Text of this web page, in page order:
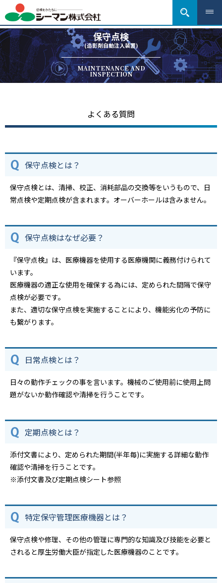
保守点検
(造影剤自動注入装置)
MAINTENANCE AND
INSPECTION
よくある質問
保守点検とは？
保守点検とは、清掃、校正、消耗部品の交換等をいうもので、日
常点検や定期点検が含まれます。オーバーホールは含みません。
保守点検はなぜ必要？
『保守点検』は、医療機器を使用する医療機関に義務付けられて
います。
医療機器の適正な使用を確保する為には、定められた間隔で保守
点検が必要です。
また、適切な保守点検を実施することにより、機能劣化の予防に
も繋がります。
日常点検とは？
日々の動作チェックの事を言います。機械のご使用前に使用上問
題がないか動作確認や清掃を行うことです。
定期点検とは？
添付文書により、定められた期間(半年毎)に実施する詳細な動作
確認や清掃を行うことです。
※添付文書及び定期点検シート参照
特定保守管理医療機器とは？
保守点検や修理、その他の管理に専門的な知識及び技能を必要と
されると厚生労働大臣が指定した医療機器のことです。